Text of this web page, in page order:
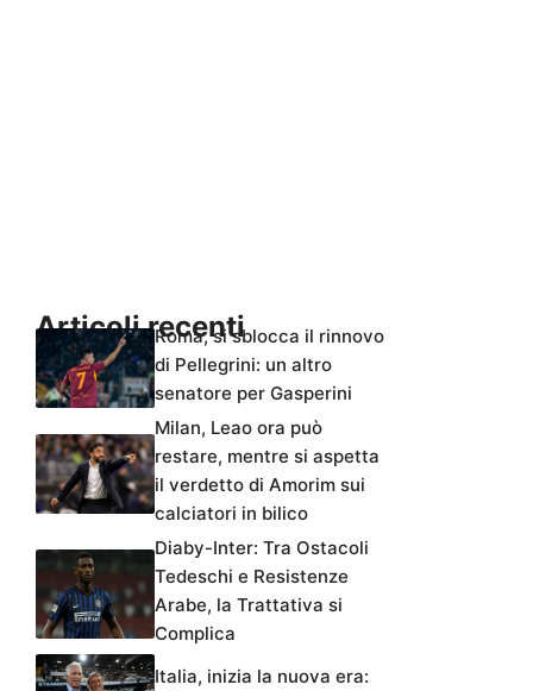
Articoli recentiRoma, si sblocca il rinnovo
di Pellegrini: un altro
senatore per Gasperini
Milan, Leao ora può
restare, mentre si aspetta
il verdetto di Amorim sui
calciatori in bilico
Diaby-Inter: Tra Ostacoli
Tedeschi e Resistenze
Arabe, la Trattativa si
Complica
Italia, inizia la nuova era: